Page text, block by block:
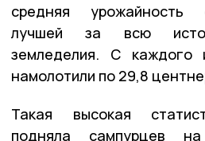
средняя урожайность
лучшей за всю
земледелия. С каждого
намолотили по 29,8
Такая высокая
подняла сампурцев